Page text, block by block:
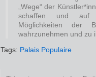
„Wege“ der
schaffen und auf
Möglichkeiten der
wahrzunehmen und zu
Tags: Palais Populaire